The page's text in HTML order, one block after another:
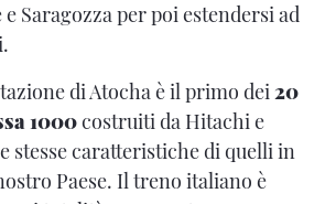
Saragozza per poi estendersi ad
di Atocha è il primo dei20
1000costruiti da Hitachi e
stesse caratteristiche di quelli in
Paese. Il treno italiano è